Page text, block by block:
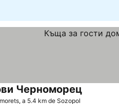
ЧерноморецVer preços
a 5.4 km de Sozopol